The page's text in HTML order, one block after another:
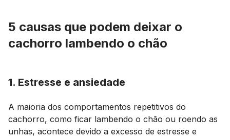
5 causas que podem deixar o
cachorro lambendo o chão
1. Estresse e ansiedade
A maioria dos comportamentos repetitivos do
cachorro, como ficar lambendo o chão ou roendo as
unhas, acontece devido a excesso de estresse e